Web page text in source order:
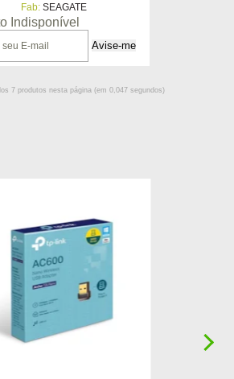
Fab: SEAGATE
Indisponível
7produtos nesta página (em 0,047segundos)